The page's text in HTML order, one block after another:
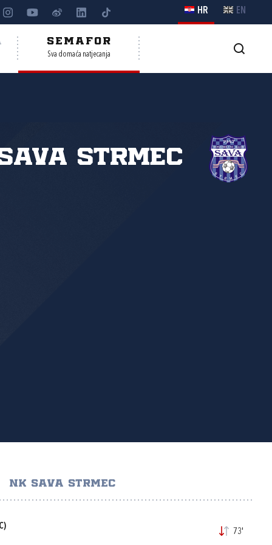
HR EN
SEMAFOR
Sva domaća natjecanja
Strmec
NK SAVA STRMEC
73'